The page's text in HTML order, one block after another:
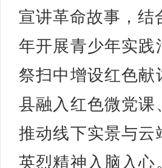
宣讲革命故事，结
年开展青少年实践
祭扫中增设红色献
县融入红色微党课
推动线下实景与云
英烈精神入脑入心